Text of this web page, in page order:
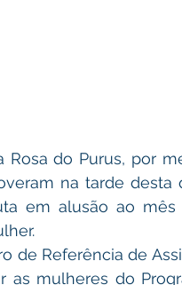
Rosa do Purus, por
na tarde
em alusão ao
de Referência de
as mulheres do